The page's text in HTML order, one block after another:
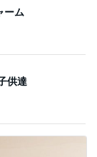
ーム
供達